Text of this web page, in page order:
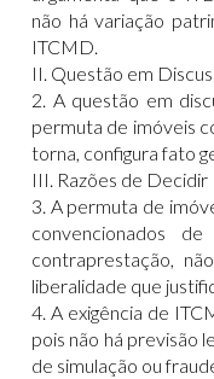
não há variação
ITCMD.
II. Questão em
2. A questão em
permuta de imóveis
torna, configura fato
III. Razões de Decidir
3. A permuta de
convencionados
contraprestação,
liberalidade que
4. A exigência de
pois não há previsão
de simulação ou